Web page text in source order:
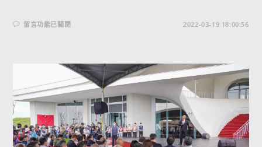
留言功能已關閉 2022-03-19 18:00:56